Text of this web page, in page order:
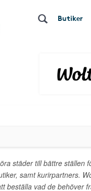
Butiker
städer till bättre ställen
samt kurirpartners.
beställa vad de behöver